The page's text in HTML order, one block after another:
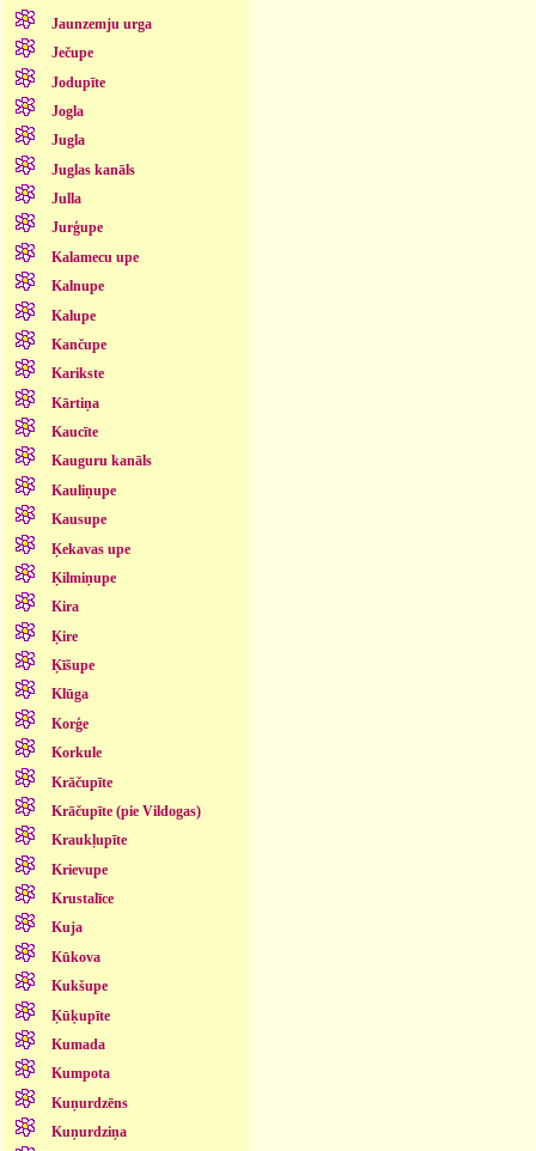
Jaunzemju urga
Ječupe
Jodupīte
Jogla
Jugla
Juglas kanāls
Julla
Jurģupe
Kalamecu upe
Kalnupe
Kalupe
Kančupe
Karikste
Kārtiņa
Kaucīte
Kauguru kanāls
Kauliņupe
Kausupe
Ķekavas upe
Ķilmiņupe
Kira
Ķire
Ķīšupe
Klūga
Korģe
Korkule
Krāčupīte
Krāčupīte (pie Vildogas)
Kraukļupīte
Krievupe
Krustalīce
Kuja
Kūkova
Kukšupe
Ķūķupīte
Kumada
Kumpota
Kuņurdzēns
Kuņurdziņa